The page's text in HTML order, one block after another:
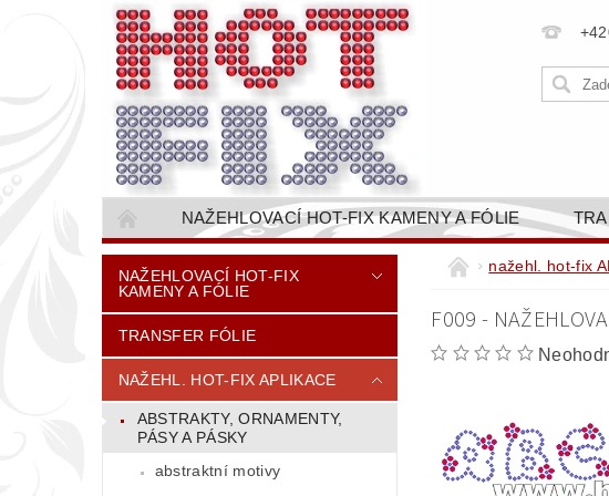
NAŽEHLOVACÍ HOT-FIX KAMENY A FÓLIE
NAŠÍVACÍ KAMÍNKOVÉ ŘETĚZY / ŠTASOVÉ BORTY
VŠE PRO STROJNÍ VYŠÍVÁNÍ - VYSIVACI.CZ
BAREVNICE KAMENŮ
CENÍK DOPRAVY (NÁKLADŮ EXPEDICE) PLATNÝ OD 14.
NAŽEHLOVACÍ HOT-FIX
KAMENY A FÓLIE
TRANSFER FÓLIE
NAŽEHL. HOT-FIX APLIKACE
ABSTRAKTY, ORNAMENTY,
PÁSY A PÁSKY
abstraktní motivy
nažehl. hot-fix
F009 -